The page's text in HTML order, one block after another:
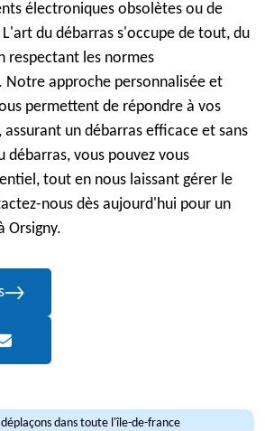
électroniques obsolètes ou de
du débarras s'occupe de tout, du
respectant les normes
Notre approche personnalisée et
permettent de répondre à vos
assurant un débarras efficace et sans
débarras, vous pouvez vous
tout en nous laissant gérer le
nous dès aujourd'hui pour un
Orsigny.
déplaçons dans toute l'île-de-france